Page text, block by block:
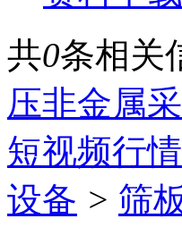
共0条相关
压非金属
短视频行
设备 > 筛